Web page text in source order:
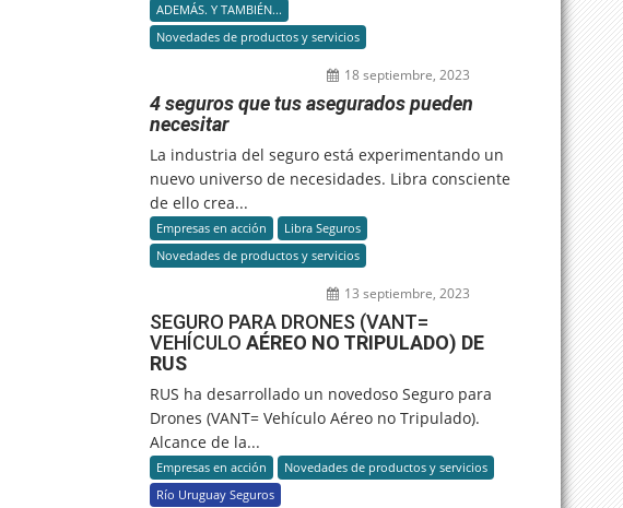
ADEMÁS. Y TAMBIÉN...
Novedades de productos y servicios
18 septiembre, 2023
4 seguros que tus asegurados pueden
necesitar
La industria del seguro está experimentando un
nuevo universo de necesidades. Libra consciente
de ello crea...
Empresas en acción
Libra Seguros
Novedades de productos y servicios
13 septiembre, 2023
SEGURO PARA DRONES (VANT=
VEHÍCULO AÉREO NO TRIPULADO) DE
RUS
RUS ha desarrollado un novedoso Seguro para
Drones (VANT= Vehículo Aéreo no Tripulado).
Alcance de la...
Empresas en acción
Novedades de productos y servicios
Río Uruguay Seguros